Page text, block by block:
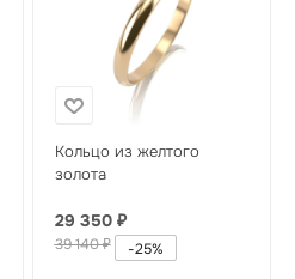
Кольцо из желтого
золота
29 350₽
39 140₽ -25%